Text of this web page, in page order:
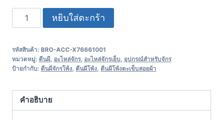
หยิบใส่ตะกร้า
รหัสสินค้า: BRO-ACC-X76661001
หมวดหมู่: ตีนผี อะไหล่จักร, อะไหล่จักรเย็บ อุปกรณ์สำหรับจักร
ป้ายกำกับ: ตีนผีจักรโพ้ง ตีนผีโพ้ง ตีนผีโพ้งตะเข็บสอยผ้า
คำอธิบาย